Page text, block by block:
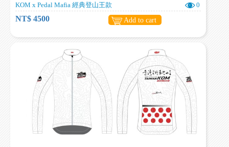
KOM x Pedal Mafia 經典登山王款 0
NT$ 4500 Add to cart